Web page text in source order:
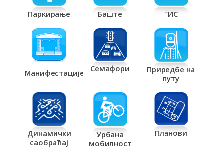
Паркирање Баште ГИС
Манифестације Семафори
Приредбе на
путу
Динамички
саобраћај
Урбана
мобилност
Планови